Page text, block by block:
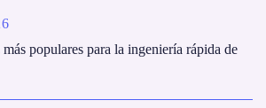
populares para la ingeniería rápida de